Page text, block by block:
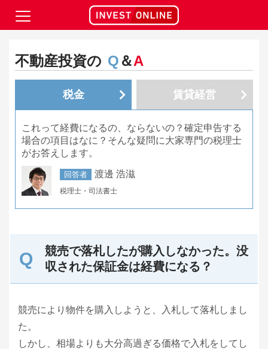
不動産投資の Q ＆A
税金 賃貸経営
これって経費になるの、ならないの？確定申告する
場合の項目はなに？そんな疑問に大家専門の税理士
がお答えします。
回答者 渡邊 浩滋
税理士・司法書士
競売で落札したが購入しなかった。没
収された保証金は経費になる？
競売により物件を購入しようと、入札して落札しまし
た。
しかし、相場よりも大分高過ぎる価格で入札をしてし